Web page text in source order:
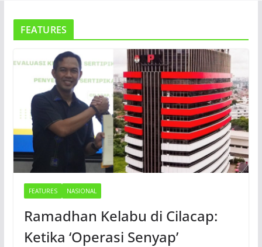
FEATURES
FEATURES NASIONAL
Ramadhan Kelabu di Cilacap:
Ketika ‘Operasi Senyap’